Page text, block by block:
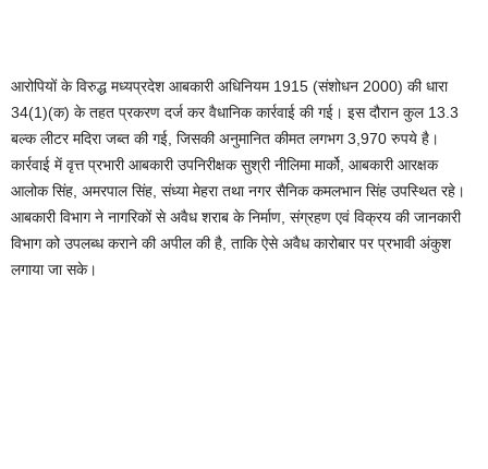
आरोपियों के विरुद्ध मध्यप्रदेश आबकारी अधिनियम 1915 (संशोधन 2000) की धारा
34(1)(क) के तहत प्रकरण दर्ज कर वैधानिक कार्रवाई की गई। इस दौरान कुल 13.3
बल्क लीटर मदिरा जब्त की गई, जिसकी अनुमानित कीमत लगभग 3,970 रुपये है।
कार्रवाई में वृत्त प्रभारी आबकारी उपनिरीक्षक सुश्री नीलिमा मार्को, आबकारी आरक्षक
आलोक सिंह, अमरपाल सिंह, संध्या मेहरा तथा नगर सैनिक कमलभान सिंह उपस्थित रहे।
आबकारी विभाग ने नागरिकों से अवैध शराब के निर्माण, संग्रहण एवं विक्रय की जानकारी
विभाग को उपलब्ध कराने की अपील की है, ताकि ऐसे अवैध कारोबार पर प्रभावी अंकुश
लगाया जा सके।